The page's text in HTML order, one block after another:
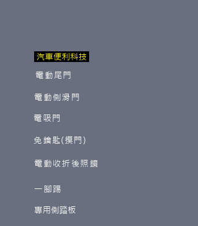
汽車便利科技
電動尾門
電動側滑門
電吸門
免鑰匙(摸門)
電動收折後照鏡
一腳踢
​專用側踏板